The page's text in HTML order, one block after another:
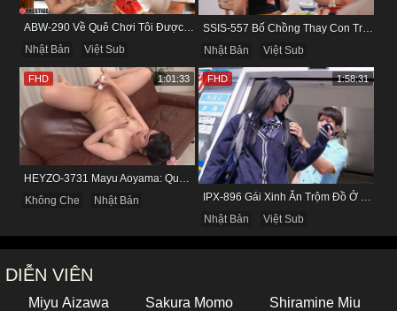
ABW-290 Về Quê Chơi Tôi Được Đụ Cô Bạn Thân Từ Thuở Nhỏ
Nhật Bản
Việt Sub
Nhật Bản
Việt Sub
HEYZO-3731 Mayu Aoyama: Quý Bà Biến Thái Thích Bị Nhìn Khi Tự Sướng
Không Che
Nhật Bản
FHD 1:01:33
Nhật Bản
Việt Sub
FHD 1:58:31
DIỄN VIÊN
Miyu Aizawa Sakura Momo Shiramine Miu